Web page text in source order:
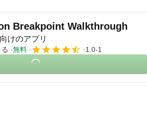
Breakpoint Walkthrough
けのアプリ
無料 1.0-1